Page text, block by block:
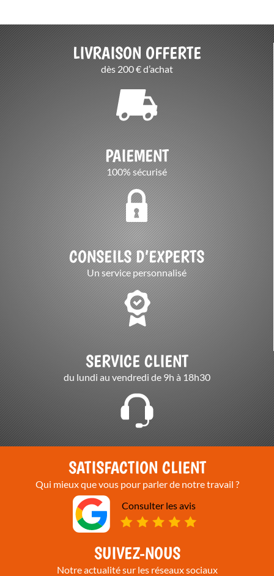
LIVRAISON OFFERTE
dès 200 € d’achat
PAIEMENT
100% sécurisé
CONSEILS D’EXPERTS
Un service personnalisé
SERVICE CLIENT
du lundi au vendredi de 9h à 18h30
SATISFACTION CLIENT
Qui mieux que vous pour parler de notre travail ?
Consulter les avis
SUIVEZ-NOUS
Notre actualité sur les réseaux sociaux